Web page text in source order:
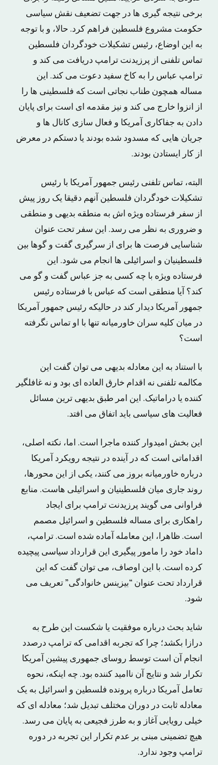
برخی نتیجه گیری ها در جهت تضعیف نقش سیاسی
حکومت مشروع فلسطین فراهم کرد. حالا، و با توجه
به این اوضاع، رئیس تشکیلات خودگردان فلسطین
تماس تلفنی از پرزیدنت ترامپ دریافت می کند و
ترامپ عباس را به کاخ سفید دعوت می کند. این
مساله همچون طناب نجاتی است که فلسطینی ها را
از انزوا خارج می کند و نیز مقدمه ای است برای پایان
دادن به جفاکاری آمریکا و فعال سازی کانال ها و
جریان هایی که مسدود شده بودند یا دستکم در معرض
از کار ایستادن بودند.
البته، تماس تلفنی رئیس جمهور آمریکا با رئیس
تشکیلات خودگردان فلسطین آنهم دقیقا یک روز پیش
از سفر فرستاده ویژه اش به منطقه بدیهی و منطقی
و ضروری به نظر می رسد. این سفر تحت عنوان
شناسایی فرصت ها برای از سرگیری گفت و گوها بین
فلسطینیان و اسرائیلی ها انجام می شود. این
فرستاده ویژه با چه کسی به جز عباس گفت و گو می
کند؟ آیا منطقی است که عباس با فرستاده رئیس
جمهور آمریکا دیدار کند در حالیکه رئیس جمهور آمریکا
در میان کلیه سران خاورمیانه تنها با او تماس نگرفته
است؟
با استناد به این معادله بدیهی می توان گفت این
مکالمه تلفنی نه اقدام خارق العاده ای بود و نه غافلگیر
کننده یا دراماتیک. این امر طبق بدیهی ترین مسائل
فعالیت های سیاسی باید اتفاق می افتد.
این بخش امیدوار کننده ماجرا است. اما، نکته اصلی،
اقداماتی است که در آینده در نتیجه رویکرد آمریکا
درباره خاورمیانه بروز می کنند، یکی از این محورها،
روند جاری میان فلسطینیان و اسرائیلی هاست. منابع
فراوانی می گویند پرزیدنت ترامپ برای ایجاد
راهکاری برای مساله فلسطین و اسرائیل مصمم
است. ظاهرا، این معامله آماده شده است. ترامپ،
داماد خود را مامور پیگیری این قرارداد سیاسی پیچیده
کرده است. با این اوصاف، می توان گفت که این
قرارداد تحت عنوان “بیزینس خانوادگی” تعریف می
شود.
شاید بحث درباره موفقیت یا شکست این طرح به
درازا بکشد؛ چرا که تجربه اقدامی که ترامپ درصدد
انجام آن است توسط روسای جمهوری پیشین آمریکا
تکرار شد و نتایج آن ناامید کننده بود. چه اینکه، نحوه
تعامل آمریکا درباره پرونده فلسطین و اسرائیل به یک
معادله ثابت در دوران مختلف تبدیل شد؛ معادله ای که
خیلی رویایی آغاز و به طرز فجیعی به پایان می رسد.
هیچ تضمینی مبنی بر عدم تکرار این تجربه در دوره
ترامپ وجود ندارد.